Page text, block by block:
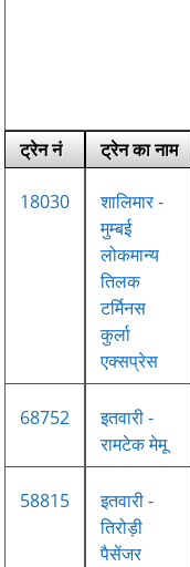
ट्रेन नं ट्रेन का नाम
18030
शालिमार -
मुम्बई
लोकमान्य
तिलक
टर्मिनस
कुर्ला
एक्सप्रेस
68752
इतवारी -
रामटेक मेमू
58815
इतवारी -
तिरोड़ी
पैसेंजर